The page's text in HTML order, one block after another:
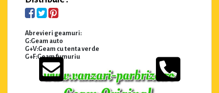
Abrevieri geamuri:
G:Geam auto
G+V:Geam cu tenta verde
G+F:Geam fumuriu